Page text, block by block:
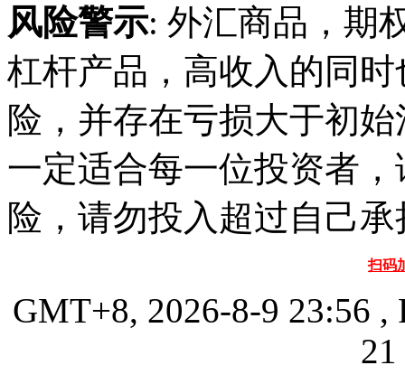
风险警示: 外汇商品，期
杠杆产品，高收入的同
险，并存在亏损大于初
一定适合每一位投资者
险，请勿投入超过自己
扫码
GMT+8, 2026-8-9 23:56 ,
21